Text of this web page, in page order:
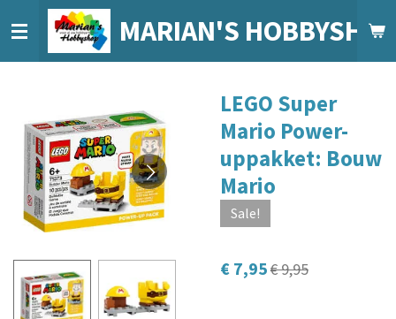
direct
naar
MARIAN'S
LEGO Super
Mario Power-
uppakket: Bouw
Mario
Sale!
€ 7,95€ 9,95